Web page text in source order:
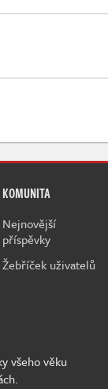
KOMUNITA
Nejnovější
příspěvky
Žebříček uživatelů
všeho věku